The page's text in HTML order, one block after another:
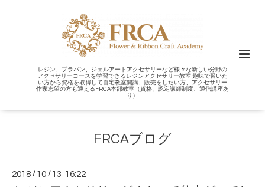
レジン、プラバン、ジェルアートアクセサリーなど様々な新しい分野の
アクセサリーコースを学習できるレジンアクセサリー教室 趣味で習いた
い方から資格を取得して自宅教室開講、販売をしたい方、アクセサリー
作家志望の方も通えるFRCA本部教室（資格、認定講師制度、通信講座あ
り）
FRCAブログ
2018 / 10 / 13 16:22